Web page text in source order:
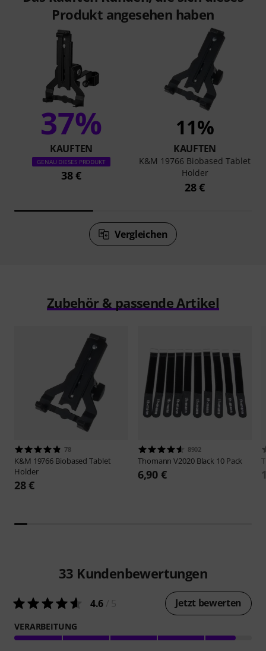
Produkt angesehen haben
37%
KAUFTEN
GENAU DIESES PRODUKT
38 €
11%
KAUFTEN
K&M 19766 Biobased Tablet
Holder
28 €
Vergleichen
Zubehör & passende Artikel
78
K&M 19766 Biobased Tablet
Holder
28 €
8902
ThomannV2020 Black 10 Pack
6,90 €
33 Kundenbewertungen
4.6 Jetzt bewerten
VERARBEITUNG